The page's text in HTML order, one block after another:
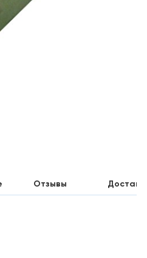
Отзывы